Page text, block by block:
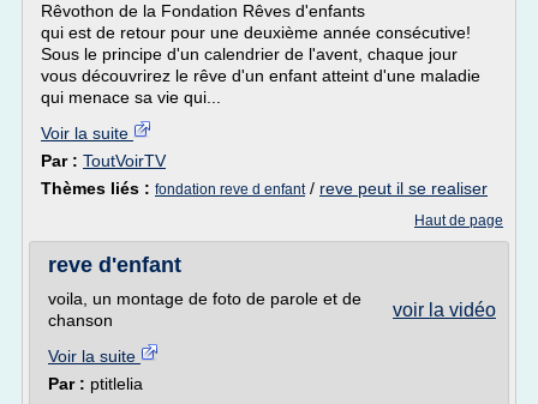
Rêvothon de la Fondation Rêves d'enfants
qui est de retour pour une deuxième année consécutive!
Sous le principe d'un calendrier de l'avent, chaque jour
vous découvrirez le rêve d'un enfant atteint d'une maladie
qui menace sa vie qui...
Voir la suite
Par : ToutVoirTV
Thèmes liés : fondation reve d enfant/ reve peut il se realiser
Haut de page
reve d'enfant
voir la vidéo
voila, un montage de foto de parole et de
chanson
Voir la suite
Par : ptitlelia